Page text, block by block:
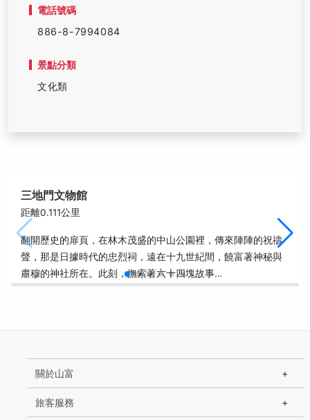
電話號碼
886-8-7994084
景點分類
文化類
三地門文物館
距離0.111公里
翻開歷史的扉頁，在林木茂盛的中山公園裡，傳來陣陣的祝禱
聲，那是日據時代的忠烈祠，遠在十九世紀間，饒富著神秘與
肅穆的神社所在。此刻，撫索著六十四塊故事…
關於山富
旅客服務